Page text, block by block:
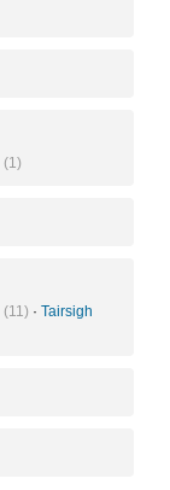
(1)
(11) · Tairsigh